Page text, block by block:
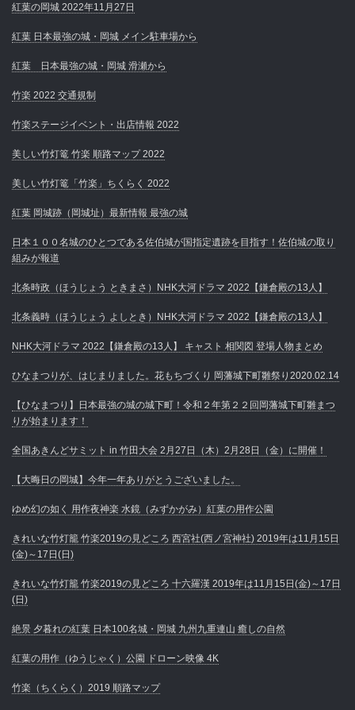
紅葉の岡城 2022年11月27日
紅葉 日本最強の城・岡城 メイン駐車場から
紅葉 日本最強の城・岡城 滑瀬から
竹楽 2022 交通規制
竹楽ステージイベント・出店情報 2022
美しい竹灯篭 竹楽 順路マップ 2022
美しい竹灯篭「竹楽」ちくらく 2022
紅葉 岡城跡（岡城址）最新情報 最強の城
日本１００名城のひとつである佐伯城が国指定遺跡を目指す！佐伯城の取り
組みが報道
北条時政（ほうじょう ときまさ）NHK大河ドラマ 2022【鎌倉殿の13人】
北条義時（ほうじょう よしとき）NHK大河ドラマ 2022【鎌倉殿の13人】
NHK大河ドラマ 2022【鎌倉殿の13人】 キャスト 相関図 登場人物まとめ
ひなまつりが、はじまりました。花もちづくり 岡藩城下町雛祭り2020.02.14
【ひなまつり】日本最強の城の城下町！令和２年第２２回岡藩城下町雛まつ
りが始まります！
全国あきんどサミット in 竹田大会 2月27日（木）2月28日（金）に開催！
【大晦日の岡城】今年一年ありがとうございました。
ゆめ幻の如く 用作夜神楽 水鏡（みずかがみ）紅葉の用作公園
きれいな竹灯籠 竹楽2019の見どころ 西宮社(西ノ宮神社) 2019年は11月15日
(金)～17日(日)
きれいな竹灯籠 竹楽2019の見どころ 十六羅漢 2019年は11月15日(金)～17日
(日)
絶景 夕暮れの紅葉 日本100名城・岡城 九州九重連山 癒しの自然
紅葉の用作（ゆうじゃく）公園 ドローン映像 4K
竹楽（ちくらく）2019 順路マップ